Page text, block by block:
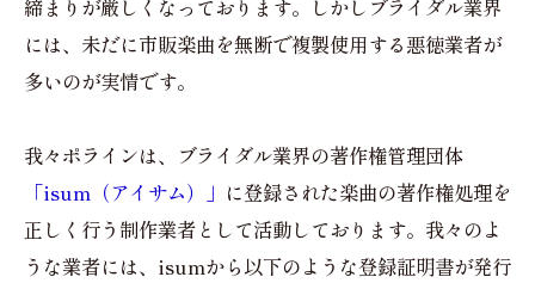
締まりが厳しくなっております。しかしブライダル業界
には、未だに市販楽曲を無断で複製使用する悪徳業者が
多いのが実情です。
我々ポラインは、ブライダル業界の著作権管理団体
「isum（アイサム）」 に登録された楽曲の著作権処理を
正しく行う制作業者として活動しております。我々のよ
うな業者には、isumから以下のような登録証明書が発行